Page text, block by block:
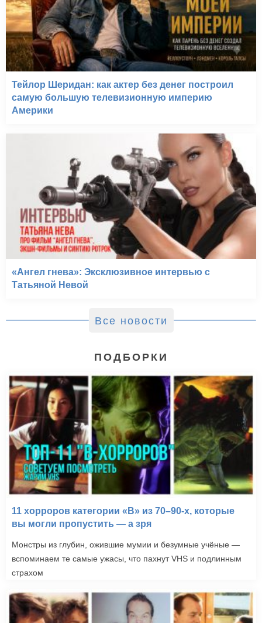
Тейлор Шеридан: как актер без денег построил
самую большую телевизионную империю
Америки
«Ангел гнева»: Эксклюзивное интервью с
Татьяной Невой
Все новости
ПОДБОРКИ
11 хорроров категории «B» из 70–90-х, которые
вы могли пропустить — а зря
Монстры из глубин, ожившие мумии и безумные учёные —
вспоминаем те самые ужасы, что пахнут VHS и подлинным
страхом